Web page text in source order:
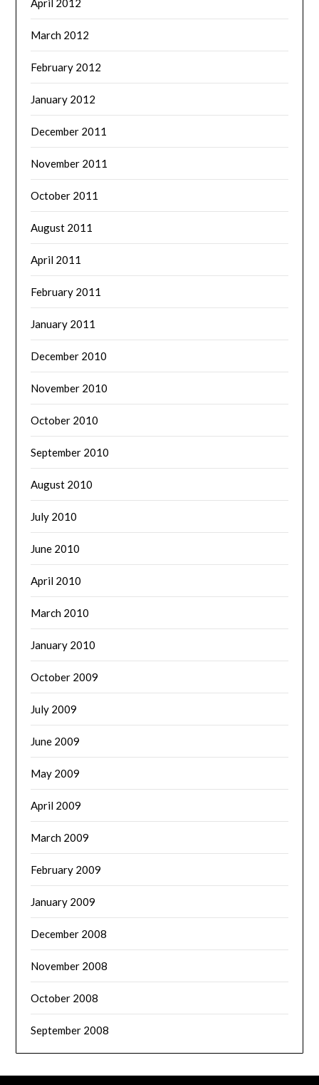
April 2012
March 2012
February 2012
January 2012
December 2011
November 2011
October 2011
August 2011
April 2011
February 2011
January 2011
December 2010
November 2010
October 2010
September 2010
August 2010
July 2010
June 2010
April 2010
March 2010
January 2010
October 2009
July 2009
June 2009
May 2009
April 2009
March 2009
February 2009
January 2009
December 2008
November 2008
October 2008
September 2008